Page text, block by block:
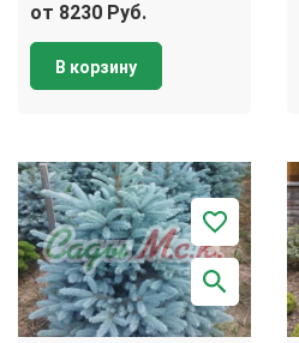
от 8230 Руб.
В корзину